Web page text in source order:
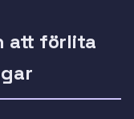
att förlita